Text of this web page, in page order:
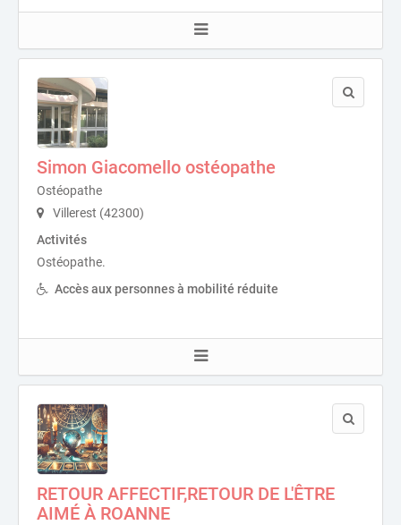
Simon Giacomello ostéopathe
Ostéopathe
Villerest (42300)
Activités
Ostéopathe.
Accès aux personnes à mobilité réduite
RETOUR AFFECTIF,RETOUR DE L'ÊTRE
AIMÉ À ROANNE